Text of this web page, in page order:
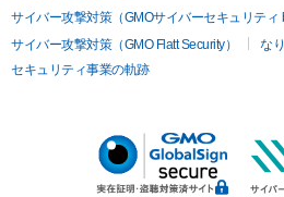
サイバー攻撃対策（GMOサイバーセキュリティ
サイバー攻撃対策（GMO Flatt Security）
な
セキュリティ事業の軌跡